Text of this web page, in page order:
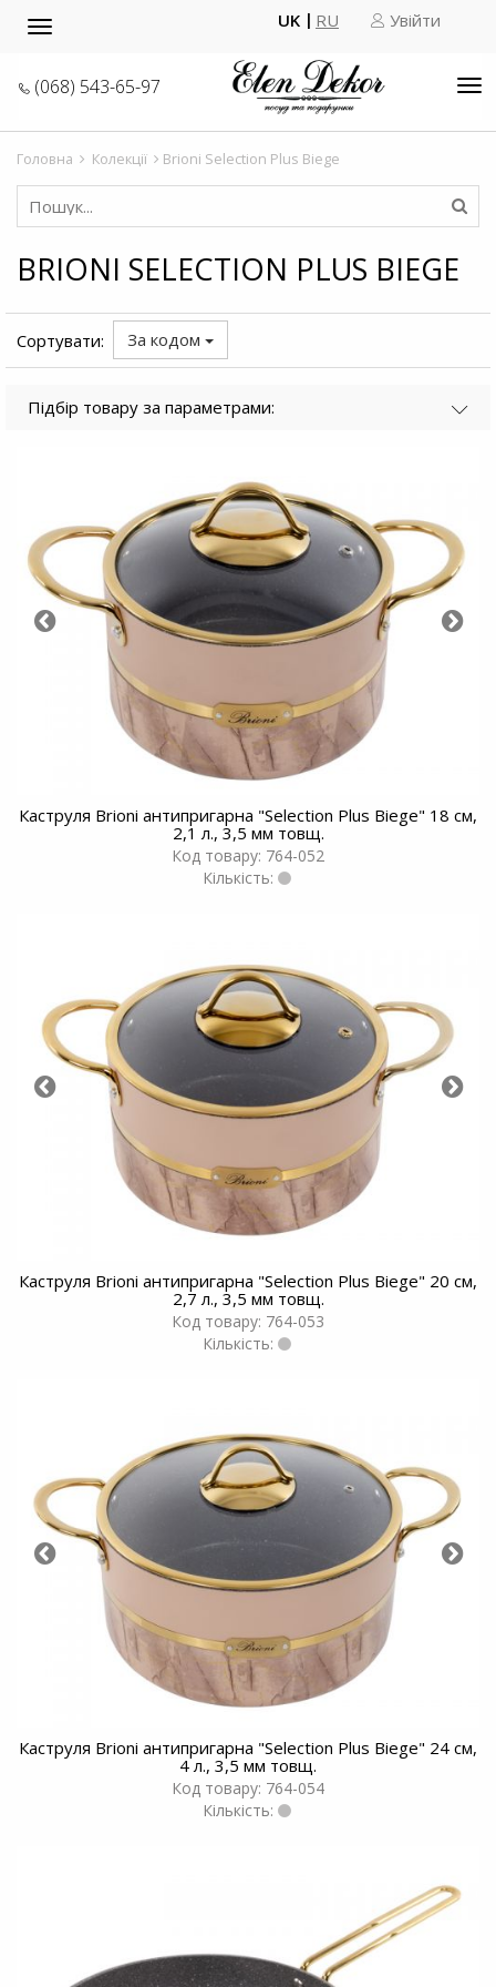
Toggle
UK RU Увійти
(068) 543-65-97
Головна Колекції Brioni Selection Plus Biege
BRIONI SELECTION PLUS BIEGE
Сортувати: За кодом
Підбір товару за параметрами:
Каструля Brioni антипригарна "Selection Plus Biege" 18 см,
2,1 л., 3,5 мм товщ.
Код товару: 764-052
Кількість:
Каструля Brioni антипригарна "Selection Plus Biege" 20 см,
2,7 л., 3,5 мм товщ.
Код товару: 764-053
Кількість:
Каструля Brioni антипригарна "Selection Plus Biege" 24 см,
4 л., 3,5 мм товщ.
Код товару: 764-054
Кількість: